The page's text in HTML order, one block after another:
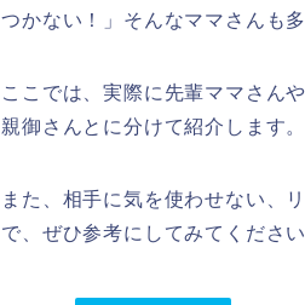
つかない！」そんなママさんも
ここでは、実際に先輩ママさん
親御さんとに分けて紹介します。
また、相手に気を使わせない、
で、ぜひ参考にしてみてください